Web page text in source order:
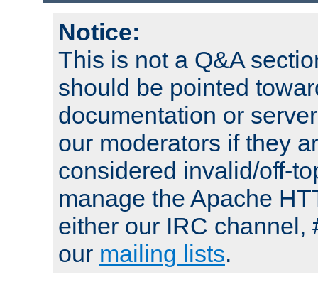
Notice:
This is not a Q&A
should be pointed
documentation or
our moderators if they
considered invalid/off-
manage the Apache
either our IRC channel,
our mailing lists.